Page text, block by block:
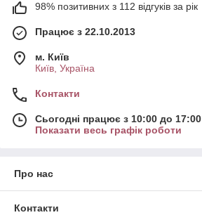
98% позитивних з 112 відгуків за рік
Працює з 22.10.2013
м. Київ
Київ, Україна
Контакти
Сьогодні працює з 10:00 до 17:00
Показати весь графік роботи
Про нас
Контакти